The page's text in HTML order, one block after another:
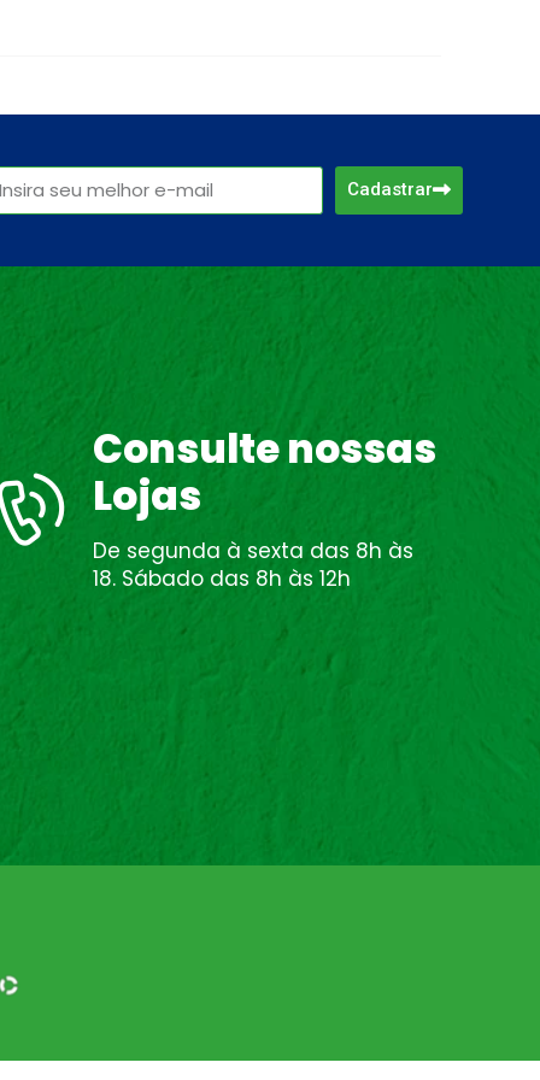
Cadastrar
Consulte nossas
Lojas
De segunda à sexta das 8h às
18. Sábado das 8h às 12h